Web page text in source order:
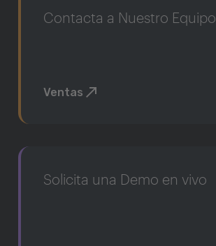
Contacta a Nuestro Equipo
Ventas
Solicita una Demo en vivo